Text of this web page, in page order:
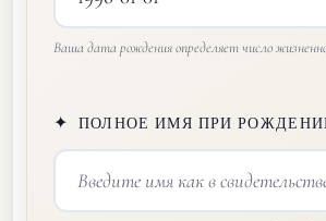
Ваша дата рождения определяет число
✦ ПОЛНОЕ ИМЯ ПРИ